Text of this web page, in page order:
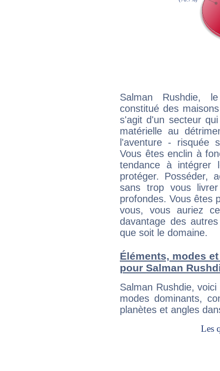
Salman Rushdie,
constitué des
s'agit d'un secteur
matérielle au
l'aventure - risquée
Vous êtes enclin à
tendance à
protéger. Posséder,
sans trop vous
profondes. Vous êtes
vous, vous auriez
davantage des
que soit le domaine.
Éléments, modes
pour Salman
Salman Rushdie,
modes dominants,
planètes et angles